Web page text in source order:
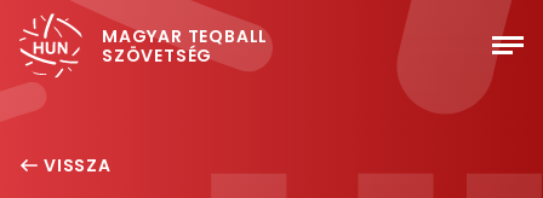
MAGYAR TEQBALL
SZÖVETSÉG
VISSZA